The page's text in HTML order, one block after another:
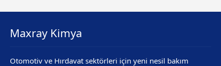
Maxray Kimya
Otomotiv ve Hırdavat sektörleri için yeni nesil bakım